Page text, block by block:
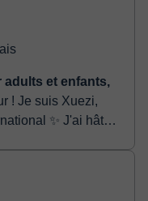
et enfants,
✨ J'ai hâte